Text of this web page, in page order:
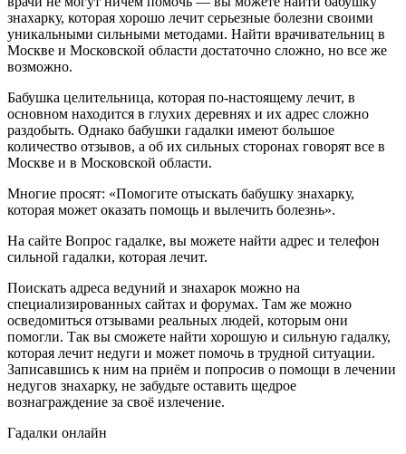
знахарку, которая хорошо лечит серьезные болезни своими
уникальными сильными методами. Найти врачивательниц в
Москве и Московской области достаточно сложно, но все же
возможно.
Бабушка целительница, которая по-настоящему лечит, в
основном находится в глухих деревнях и их адрес сложно
раздобыть. Однако бабушки гадалки имеют большое
количество отзывов, а об их сильных сторонах говорят все в
Москве и в Московской области.
Многие просят: «Помогите отыскать бабушку знахарку,
которая может оказать помощь и вылечить болезнь».
На сайте Вопрос гадалке, вы можете найти адрес и телефон
сильной гадалки, которая лечит.
Поискать адреса ведуний и знахарок можно на
специализированных сайтах и форумах. Там же можно
осведомиться отзывами реальных людей, которым они
помогли. Так вы сможете найти хорошую и сильную гадалку,
которая лечит недуги и может помочь в трудной ситуации.
Записавшись к ним на приём и попросив о помощи в лечении
недугов знахарку, не забудьте оставить щедрое
вознаграждение за своё излечение.
Гадалки онлайн